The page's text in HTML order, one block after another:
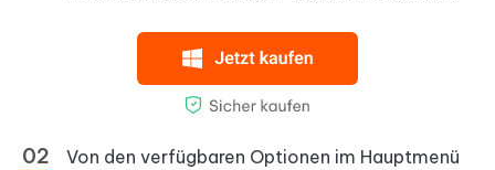
Von den verfügbaren Optionen im Hauptmenü